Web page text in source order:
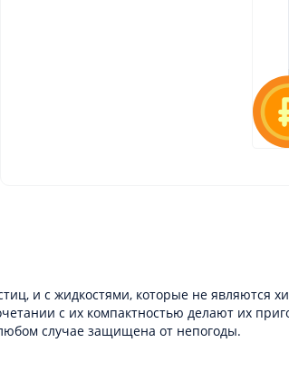
и с жидкостями, которые не являются
с их компактностью делают их
случае защищена от непогоды.